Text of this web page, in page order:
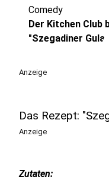
Comedy
Der Kitchen Club
"Szegadiner
Anzeige
Das Rezept:
Anzeige
Zutaten: